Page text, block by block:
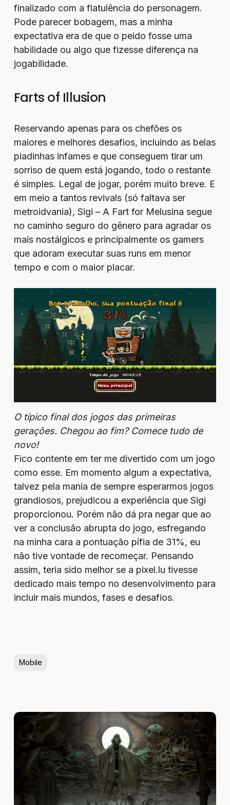
finalizado com a flatulência do personagem.
Pode parecer bobagem, mas a minha
expectativa era de que o peido fosse uma
habilidade ou algo que fizesse diferença na
jogabilidade.
Farts of Illusion
Reservando apenas para os chefões os
maiores e melhores desafios, incluindo as belas
piadinhas infames e que conseguem tirar um
sorriso de quem está jogando, todo o restante
é simples. Legal de jogar, porém muito breve. E
em meio a tantos revivals (só faltava ser
metroidvania), Sigi – A Fart for Melusina segue
no caminho seguro do gênero para agradar os
mais nostálgicos e principalmente os gamers
que adoram executar suas runs em menor
tempo e com o maior placar.
O típico final dos jogos das primeiras
gerações. Chegou ao fim? Comece tudo de
novo!
Fico contente em ter me divertido com um jogo
como esse. Em momento algum a expectativa,
talvez pela mania de sempre esperarmos jogos
grandiosos, prejudicou a experiência que Sigi
proporcionou. Porém não dá pra negar que ao
ver a conclusão abrupta do jogo, esfregando
na minha cara a pontuação pífia de 31%, eu
não tive vontade de recomeçar. Pensando
assim, teria sido melhor se a pixel.lu tivesse
dedicado mais tempo no desenvolvimento para
incluir mais mundos, fases e desafios.
Mobile
Review
Tormentum